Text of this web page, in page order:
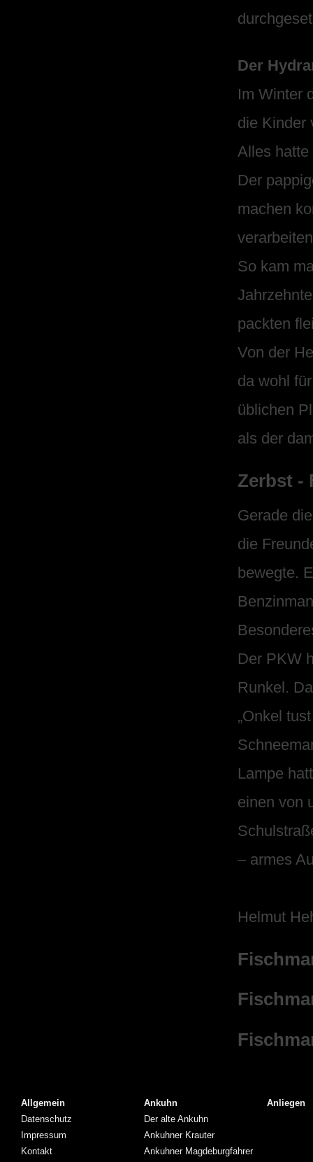
Der
Im Winter
die Kinder
Alles
Der
machen
So kam
packten
Von der
da wohl
üblichen
als der
Zerbst -
Gerade
die
bewegte.
Der PKW
Runkel.
„Onkel
Lampe
einen von
– armes
Helmut
Allgemein
Datenschutz
Impressum
Kontakt
Ankuhn
Der alte Ankuhn
Ankuhner Krauter
Ankuhner Magdeburgfahrer
Anliegen